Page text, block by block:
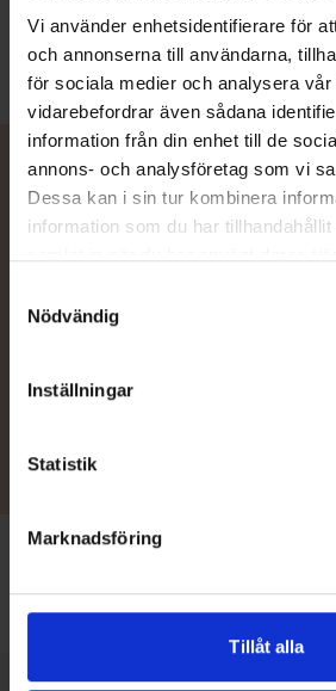
Vi använder enhetsidentifierare för
och annonserna till användarna,
för sociala medier och analysera
vidarebefordrar även sådana
information från din enhet till de
annons- och analysföretag som vi
Dessa kan i sin tur kombinera
information som du har
Nödvändig
Inställningar
Statistik
Marknadsföring
Tillåt alla
Kontakta
en offert av din närmaste TG-
återförsäljare hjälper dig mer än gärna.
Återförsäljare